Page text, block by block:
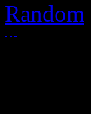
Random